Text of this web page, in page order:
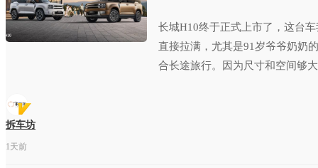
长城H10终于正式上市了，这台
直接拉满，尤其是91岁爷爷奶奶
合长途旅行。因为尺寸和空间够
拆车坊
1天前